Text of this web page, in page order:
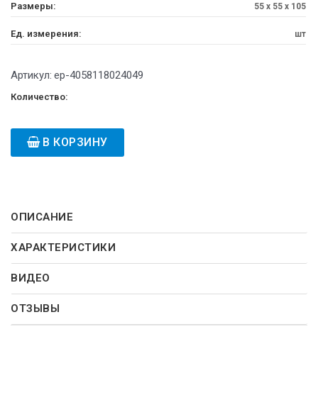
Размеры: 55 x 55 x 105
Ед. измерения: шт
Артикул: ep-4058118024049
Количество:
В КОРЗИНУ
ОПИСАНИЕ
ХАРАКТЕРИСТИКИ
ВИДЕО
ОТЗЫВЫ